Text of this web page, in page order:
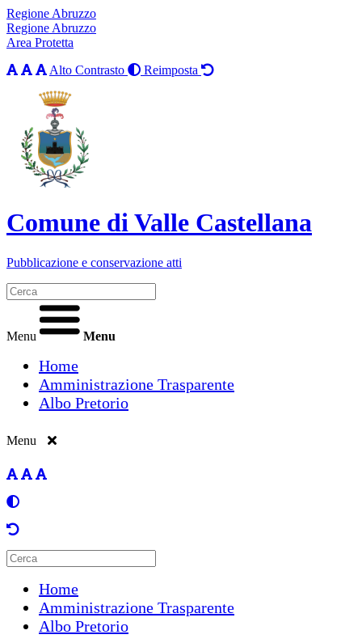
Regione Abruzzo
Regione Abruzzo
Area Protetta
Alto Contrasto
Reimposta
Comune di Valle Castellana
Pubblicazione e conservazione atti
Menu Menu
Home
Amministrazione Trasparente
Albo Pretorio
Menu
Home
Amministrazione Trasparente
Albo Pretorio